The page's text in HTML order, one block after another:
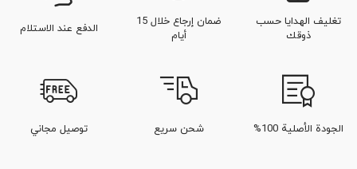
تغليف الهدايا حسب
ذوقك
ضمان إرجاع خلال 15
أيام
الدفع عند الاستلام
الجودة الأصلية 100% شحن سريع توصيل مجاني